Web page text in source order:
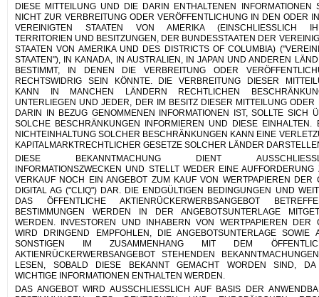
DIESE MITTEILUNG UND DIE DARIN ENTHALTENEN INFORMATIONEN
NICHT ZUR VERBREITUNG ODER VERÖFFENTLICHUNG IN DEN ODER
VEREINIGTEN STAATEN VON AMERIKA (EINSCHLIESSLICH
TERRITORIEN UND BESITZUNGEN, DER BUNDESSTAATEN DER
STAATEN VON AMERIKA UND DES DISTRICTS OF COLUMBIA)
STAATEN"), IN KANADA, IN AUSTRALIEN, IN JAPAN UND ANDEREN
BESTIMMT, IN DENEN DIE VERBREITUNG ODER
RECHTSWIDRIG SEIN KÖNNTE. DIE VERBREITUNG DIESER
KANN IN MANCHEN LÄNDERN RECHTLICHEN
UNTERLIEGEN UND JEDER, DER IM BESITZ DIESER MITTEILUNG ODER
DARIN IN BEZUG GENOMMENEN INFORMATIONEN IST, SOLLTE SICH
SOLCHE BESCHRÄNKUNGEN INFORMIEREN UND DIESE EINHALTEN.
NICHTEINHALTUNG SOLCHER BESCHRÄNKUNGEN KANN EINE
KAPITALMARKTRECHTLICHER GESETZE SOLCHER LÄNDER
DIESE BEKANNTMACHUNG DIENT
INFORMATIONSZWECKEN UND STELLT WEDER EINE AUFFORDERUNG
VERKAUF NOCH EIN ANGEBOT ZUM KAUF VON WERTPAPIEREN DER
DIGITAL AG ("CLIQ") DAR. DIE ENDGÜLTIGEN BEDINGUNGEN UND
DAS ÖFFENTLICHE AKTIENRÜCKERWERBSANGEBOT
BESTIMMUNGEN WERDEN IN DER ANGEBOTSUNTERLAGE
WERDEN. INVESTOREN UND INHABERN VON WERTPAPIEREN DER
WIRD DRINGEND EMPFOHLEN, DIE ANGEBOTSUNTERLAGE SOWIE
SONSTIGEN IM ZUSAMMENHANG MIT DEM
AKTIENRÜCKERWERBSANGEBOT STEHENDEN
LESEN, SOBALD DIESE BEKANNT GEMACHT WORDEN SIND,
WICHTIGE INFORMATIONEN ENTHALTEN WERDEN.
DAS ANGEBOT WIRD AUSSCHLIESSLICH AUF BASIS DER